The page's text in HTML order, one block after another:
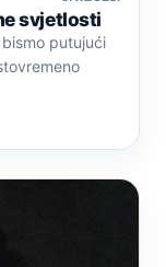
svjetlosti
putujući